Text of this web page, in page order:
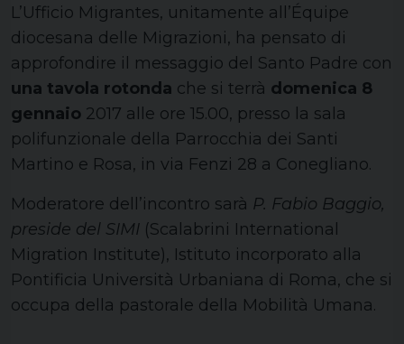
L’Ufficio Migrantes, unitamente all’Équipe
diocesana delle Migrazioni, ha pensato di
approfondire il messaggio del Santo Padre con
una tavola rotonda che si terrà domenica 8
gennaio 2017 alle ore 15.00, presso la sala
polifunzionale della Parrocchia dei Santi
Martino e Rosa, in via Fenzi 28 a Conegliano.
Moderatore dell’incontro sarà P. Fabio Baggio,
preside del SIMI (Scalabrini International
Migration Institute), Istituto incorporato alla
Pontificia Università Urbaniana di Roma, che si
occupa della pastorale della Mobilità Umana.